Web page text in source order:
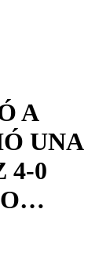
A
UNA
4-0